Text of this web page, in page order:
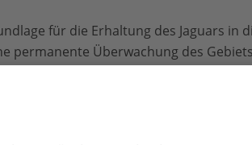
für die Erhaltung des Jaguars in
permanente Überwachung des
WWF Ecuador, verweist ebenfalls
kennen keine Grenzen, also
Jeder Einzelne braucht einen